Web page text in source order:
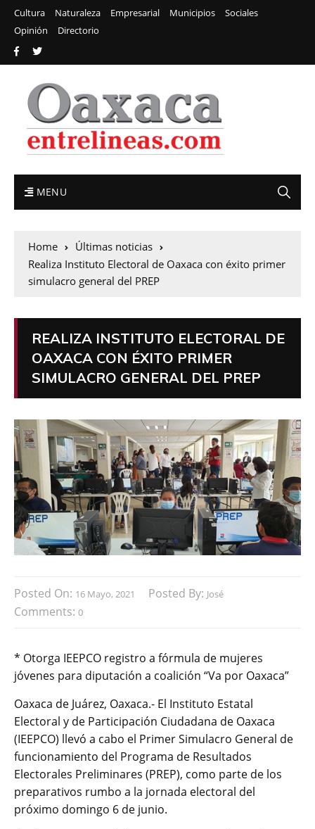
Cultura Naturaleza Empresarial Municipios
Sociales
Opinión
Directorio
MENU
Home
Últimas noticias
Realiza Instituto Electoral de Oaxaca con éxito primer
simulacro general del PREP
REALIZA INSTITUTO ELECTORAL DE
OAXACA CON ÉXITO PRIMER
SIMULACRO GENERAL DEL PREP
Posted On: 16 Mayo, 2021 Posted By: José
Comments: 0
* Otorga IEEPCO registro a fórmula de mujeres
jóvenes para diputación a coalición “Va por Oaxaca”
Oaxaca de Juárez, Oaxaca.- El Instituto Estatal
Electoral y de Participación Ciudadana de Oaxaca
(IEEPCO) llevó a cabo el Primer Simulacro General de
funcionamiento del Programa de Resultados
Electorales Preliminares (PREP), como parte de los
preparativos rumbo a la jornada electoral del
próximo domingo 6 de junio.